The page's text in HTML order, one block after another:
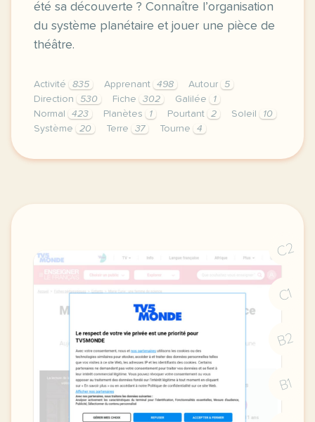
été sa découverte ? Connaître l’organisation
du système planétaire et jouer une pièce de
théâtre.
Activité 835 Apprenant 498 Autour
5
Direction
530 Fiche 302 Galilée
1
Normal
423 Planètes 1 Pourtant 2 Soleil
10
Système
20 Terre 37 Tourne 4
didomi host didomi components button cursor
C2
C1
B2
B1